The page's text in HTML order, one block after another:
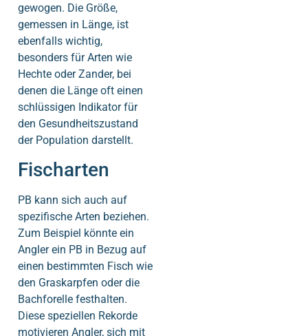
gewogen. Die Größe,
gemessen in Länge, ist
ebenfalls wichtig,
besonders für Arten wie
Hechte oder Zander, bei
denen die Länge oft einen
schlüssigen Indikator für
den Gesundheitszustand
der Population darstellt.
Fischarten
PB kann sich auch auf
spezifische Arten beziehen.
Zum Beispiel könnte ein
Angler ein PB in Bezug auf
einen bestimmten Fisch wie
den Graskarpfen oder die
Bachforelle festhalten.
Diese speziellen Rekorde
motivieren Angler, sich mit